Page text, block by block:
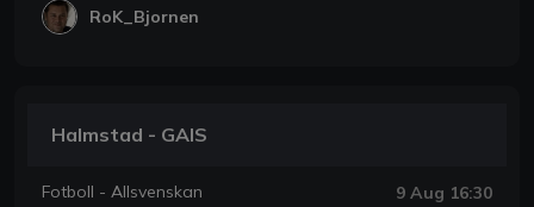
RoK_Bjornen
Halmstad - GAIS
Fotboll - Allsvenskan 9 Aug 16:30